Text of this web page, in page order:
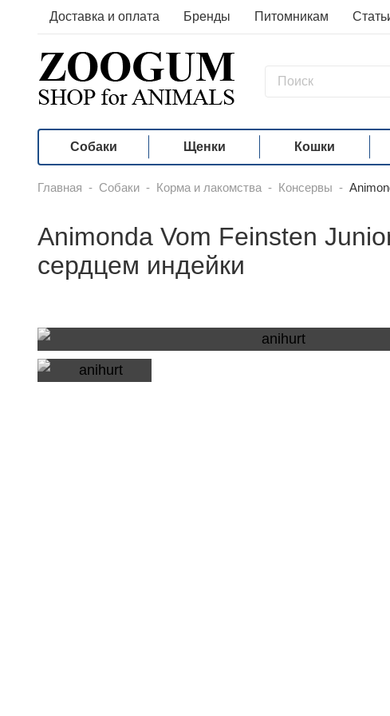
Доставка и оплата Бренды Питомникам
Собаки Щенки Кошки
Главная - Собаки - Корма и лакомства - Консервы -
Animonda Vom Feinsten
сердцем индейки